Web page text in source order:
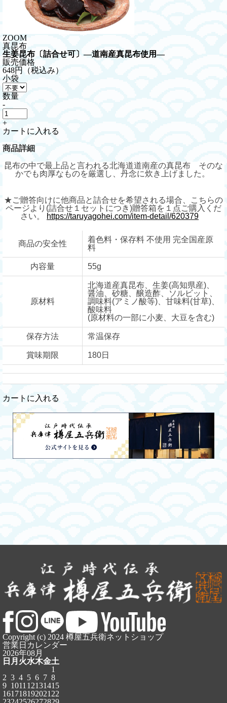
ZOOM
真昆布
生姜昆布〔詰合せ可〕―道南産真昆布使用―
販売価格
648円
（税込み）
小袋
数量
-
+
カートに入れる
商品詳細
昆布の中で最上品と言われる北海道道南産の真昆布 そのな
かでも肉厚なものを厳選し、丹念に炊き上げました。
★ご贈答向けに他商品と詰合せを希望される場合、こちらの
ページより(詰合せ１セットにつき)贈答箱を１ 点ご購入くだ
さい。
https://taruyagohei.com/item-detail/620379
商品の安全性
着色料・保存料 不使用 完全国産原
料
内容量 55g
原材料
北海道産真昆布、生姜(高知県産)、
醤油、砂糖、醸造酢、ソルビット、
調味料(アミノ酸等)、甘味料(甘草)、
酸味料
(原材料の一部に小麦、大豆を含む)
保存方法 常温保存
賞味期限 180日
カートに入れる
Copyright (c) 2024 樽屋五兵衛ネットショップ
営業日カレンダー
2026年08月
日 月 火水木金土
1
2 3 4 5 6 7 8
9 1011 12131415
161718192021 22